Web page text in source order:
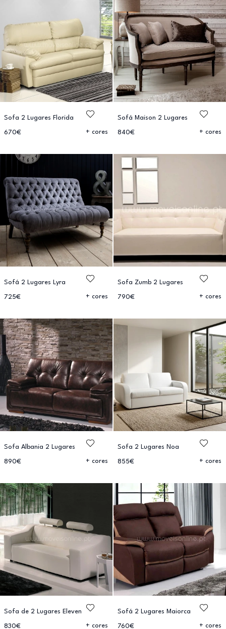
Sofa 2 Lugares Florida
670€ + cores
Sofá Maison 2 Lugares
840€ + cores
Sofá 2 Lugares Lyra
725€ + cores
Sofa Zumb 2 Lugares
790€ + cores
Sofa Albania 2 Lugares
890€ + cores
Sofa 2 Lugares Noa
855€ + cores
Sofa de 2 Lugares Eleven
830€ + cores
Sofá 2 Lugares Maiorca
760€ + cores